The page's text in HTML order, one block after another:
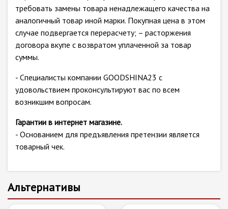
требовать замены товара ненадлежащего качества на
аналогичный товар иной марки. Покупная цена в этом
случае подвергается перерасчету; – расторжения
договора вкупе с возвратом уплаченной за товар
суммы.
- Специалисты компании GOODSHINA23 с
удовольствием проконсультируют вас по всем
возникшим вопросам.
Гарантии в интернет магазине.
- Основанием для предъявления претензии является
товарный чек.
Альтернативы